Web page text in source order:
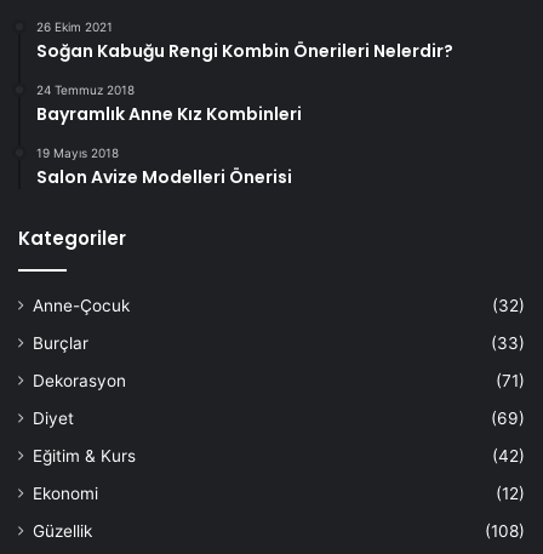
26 Ekim 2021
Soğan Kabuğu Rengi Kombin Önerileri Nelerdir?
24 Temmuz 2018
Bayramlık Anne Kız Kombinleri
19 Mayıs 2018
Salon Avize Modelleri Önerisi
Kategoriler
Anne-Çocuk
(32)
Burçlar
(33)
Dekorasyon
(71)
Diyet
(69)
Eğitim & Kurs
(42)
Ekonomi
(12)
Güzellik
(108)